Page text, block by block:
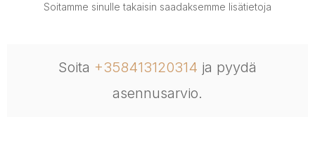
Soitamme sinulle takaisin saadaksemme lisätietoja
Soita +358413120314 ja pyydä
asennusarvio.